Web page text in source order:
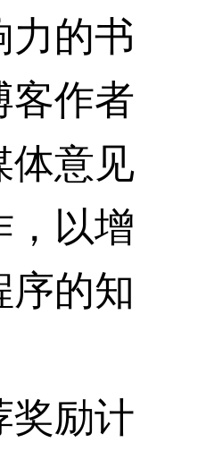
的书
客作者
体意见
，以增
序的知
奖励计